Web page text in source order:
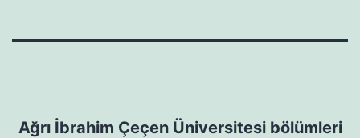
Ağrı İbrahim Çeçen Üniversitesi bölümleri